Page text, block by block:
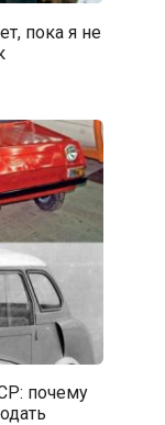
пока я не
почему